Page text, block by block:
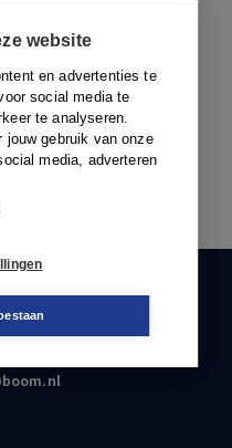
website
en advertenties te
social media te
te analyseren.
jouw gebruik van onze
media, adverteren